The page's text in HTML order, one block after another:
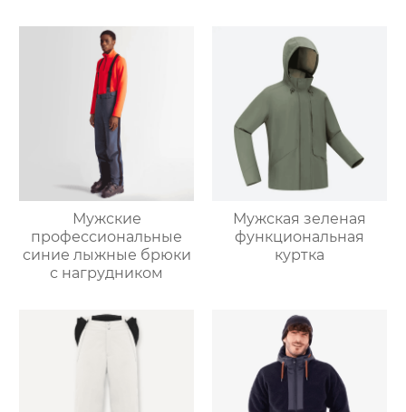
Мужские
профессиональные
синие лыжные брюки
с нагрудником
Мужская зеленая
функциональная
куртка